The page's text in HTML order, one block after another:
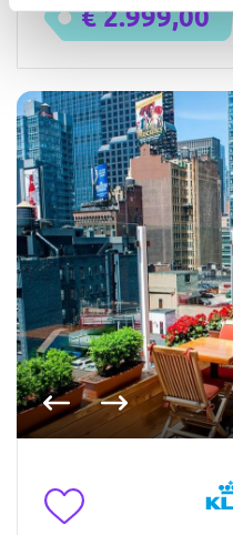
€ 2.999,00
Vorige fotoVolgende foto
Toevoegen aan